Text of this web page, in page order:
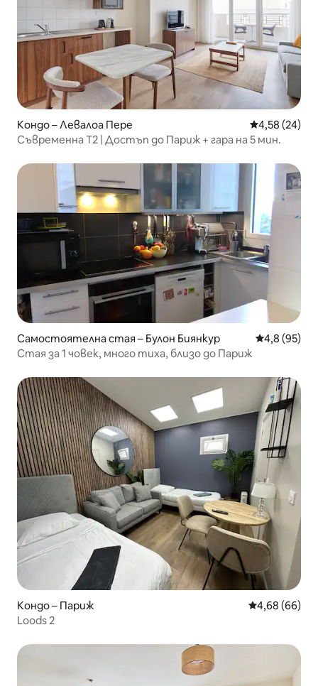
Кондо – Левалоа Пере Средна
4,58 (24)
Съвременна Т2 | Достъп до Париж + гара на 5 мин.
Самостоятелна стая – Булон Биянкур Средна
4,8 (95)
Стая за 1 човек, много тиха, близо до Париж
Кондо – Париж Средна
4,68 (66)
Loods 2